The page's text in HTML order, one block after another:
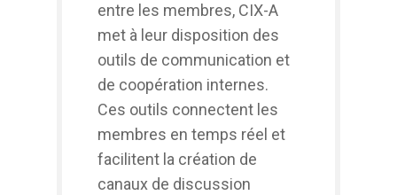
entre les membres, CIX-A
met à leur disposition des
outils de communication et
de coopération internes.
Ces outils connectent les
membres en temps réel et
facilitent la création de
canaux de discussion